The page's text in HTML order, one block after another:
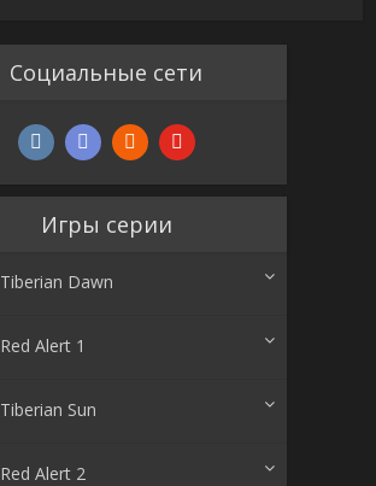
Социальные сети
Игры серии
Tiberian Dawn
Red Alert 1
Tiberian Sun
Red Alert 2